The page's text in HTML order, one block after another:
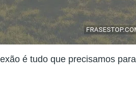
é tudo que precisamos para